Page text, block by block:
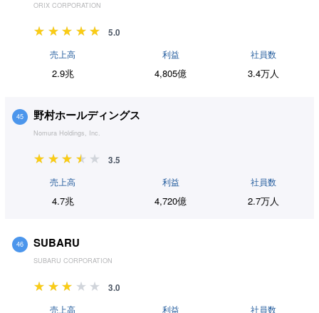
ORIX CORPORATION
5.0
売上高
2.9兆
利益
4,805億
社員数
3.4万人
45 野村ホールディングス
Nomura Holdings, Inc.
3.5
売上高
4.7兆
利益
4,720億
社員数
2.7万人
46 SUBARU
SUBARU CORPORATION
3.0
売上高 利益 社員数